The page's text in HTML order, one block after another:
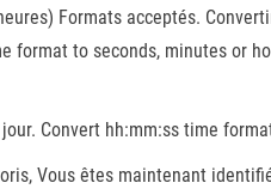
Formats acceptés.
to seconds, minutes or
Convert hh:mm:ss time
Vous êtes maintenant